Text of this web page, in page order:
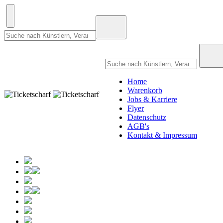
Home
Warenkorb
Jobs & Karriere
Flyer
Datenschutz
AGB's
Kontakt & Impressum